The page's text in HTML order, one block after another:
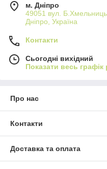
м. Дніпро
49051 вул.
Дніпро, Україна
Контакти
Сьогодні вихідний
Показати весь графік
Про нас
Контакти
Доставка та оплата